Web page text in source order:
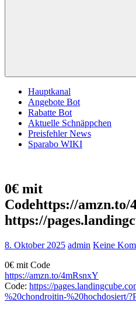
Hauptkanal
Angebote Bot
Rabatte Bot
Aktuelle Schnäppchen
Preisfehler News
Sparabo WIKI
0€ mit
Codehttps://amzn.to/
https://
8. Oktober 2025 admin Keine
0€ mit Code
https://amzn.to/4mRsnxY
Code: https://
%20chondroitin-%20hochdosiert/